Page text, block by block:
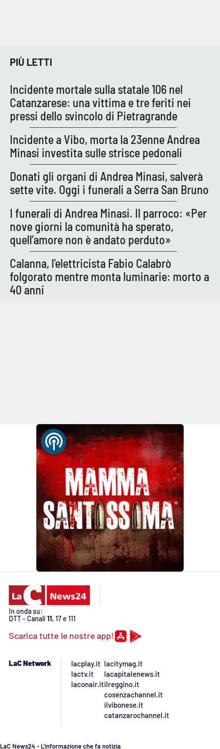
PIÙ LETTI
Incidente mortale sulla statale 106 nel
Catanzarese: una vittima e tre feriti nei
pressi dello svincolo di Pietragrande
Incidente a Vibo, morta la 23enne Andrea
Minasi investita sulle strisce pedonali
Donati gli organi di Andrea Minasi, salverà
sette vite. Oggi i funerali a Serra San Bruno
I funerali di Andrea Minasi. Il parroco: «Per
nove giorni la comunità ha sperato,
quell’amore non è andato perduto»
Calanna, l'elettricista Fabio Calabrò
folgorato mentre monta luminarie: morto a
40 anni
In onda su:
DTT - Canali 11, 17 e 111
Scarica tutte le nostre app!
LaC Network
lacplay.it
lactv.it
laconair.it
lacitymag.it
lacapitalenews.it
ilreggino.it
cosenzachannel.it
ilvibonese.it
catanzarochannel.it
LaC News24 - L’informazione che fa notizia